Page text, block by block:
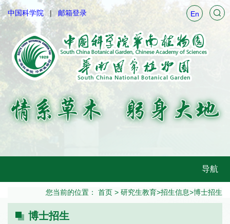
中国科学院 邮箱登录 En
导航
您当前的位置： 首页 > 研究生教育>招生信息>博士招生
博士招生